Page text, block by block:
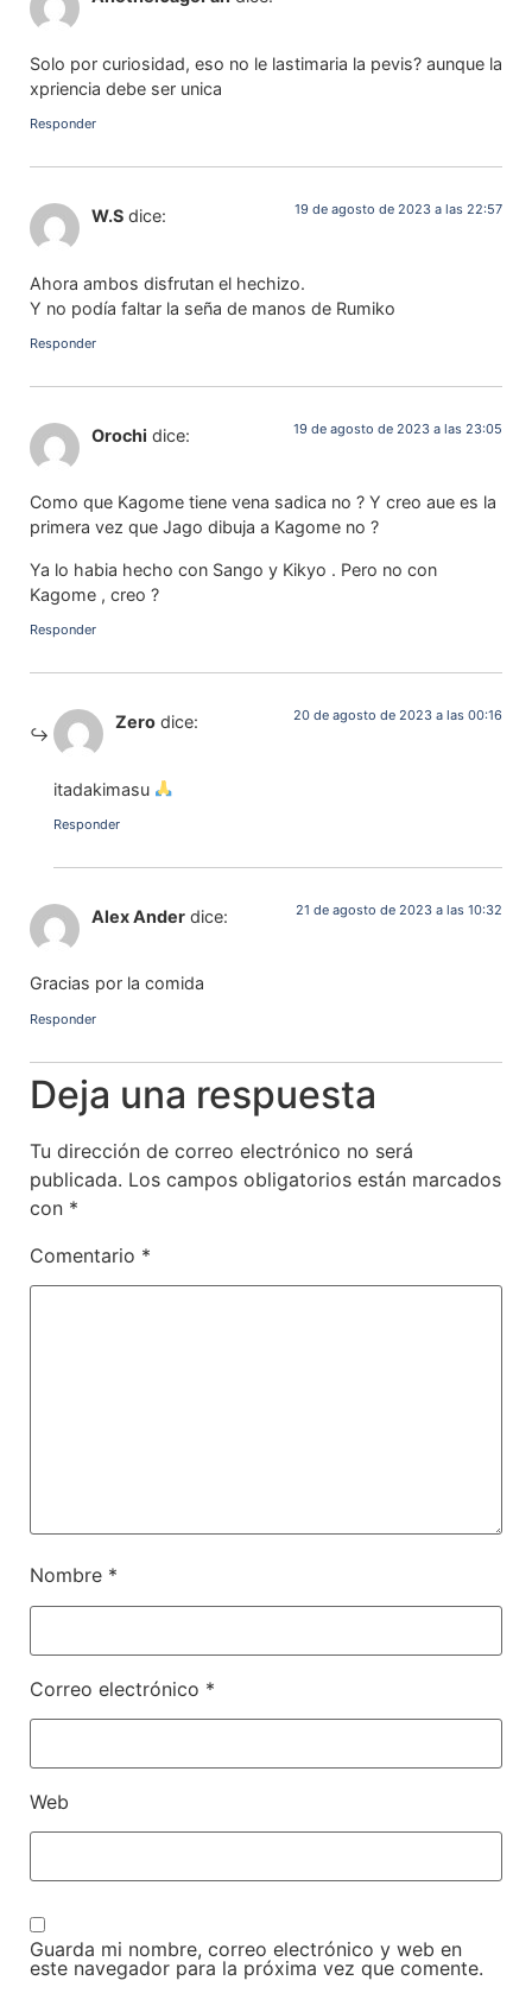
Solo por curiosidad, eso no le lastimaria la pevis? aunque la
xpriencia debe ser unica
Responder
W.S dice: 19 de agosto de 2023 a las 22:57
Ahora ambos disfrutan el hechizo.
Y no podía faltar la seña de manos de Rumiko
Responder
Orochi dice: 19 de agosto de 2023 a las 23:05
Como que Kagome tiene vena sadica no ? Y creo aue es la
primera vez que Jago dibuja a Kagome no ?
Ya lo habia hecho con Sango y Kikyo . Pero no con
Kagome , creo ?
Responder
Zero dice: 20 de agosto de 2023 a las 00:16
itadakimasu
Responder
Alex Ander dice: 21 de agosto de 2023 a las 10:32
Gracias por la comida
Responder
Deja una respuesta
Tu dirección de correo electrónico no será
publicada. Los campos obligatorios están marcados
con *
Comentario *
Nombre *
Correo electrónico *
Web
Guarda mi nombre, correo electrónico y web en
este navegador para la próxima vez que comente.